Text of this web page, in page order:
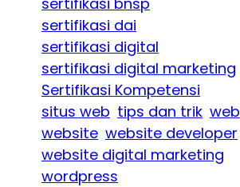
sertifikasi dai
sertifikasi digital
sertifikasi digital marketing
Sertifikasi Kompetensi
situs web tips dan trik web
website website developer
website digital marketing
wordpress